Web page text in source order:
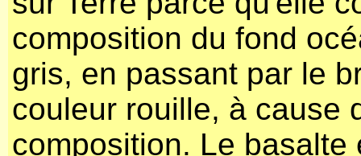
composition du fond
gris, en passant par le
couleur rouille, à cause
composition. Le basalte